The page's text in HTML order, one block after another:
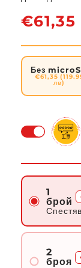
€61,35
Без
€61,35
лв)
1
брой
2
броя